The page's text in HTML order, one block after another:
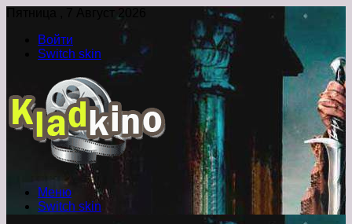
Пятница , 7 Август 2026
Войти
Switch skin
Меню
Switch skin